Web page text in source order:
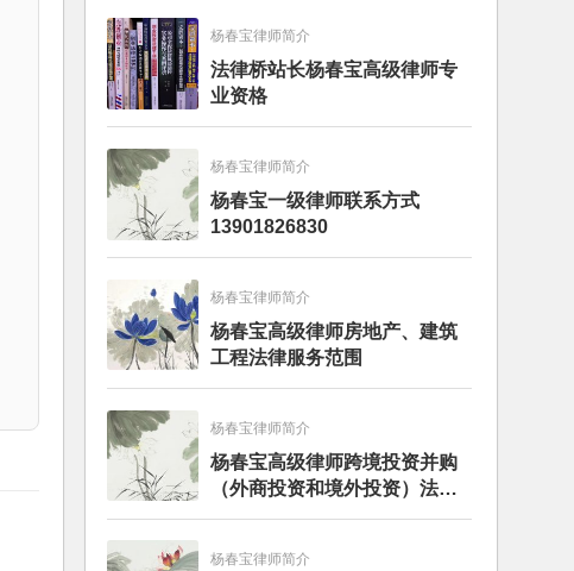
杨春宝律师简介
法律桥站长杨春宝高级律师专
业资格
杨春宝律师简介
杨春宝一级律师联系方式
13901826830
杨春宝律师简介
杨春宝高级律师房地产、建筑
工程法律服务范围
杨春宝律师简介
杨春宝高级律师跨境投资并购
（外商投资和境外投资）法律
服务范围
杨春宝律师简介